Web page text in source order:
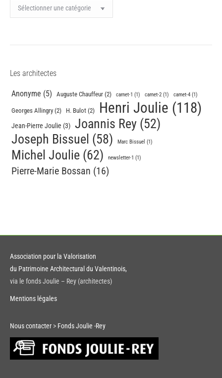
SOUS
THEMES
Les architectes
Anonyme (5) Auguste Chauffeur (2) carnet-1 (1) carnet-2 (1) carnet-4 (1)
Georges Allingry (2) H. Bulot (2) Henri Joulie (118)
Jean-Pierre Joulie (3) Joannis Rey (52)
Joseph Bissuel (58) Marc Bissuel (1)
Michel Joulie (62) newsletter-1 (1)
Pierre-Marie Bossan (16)
Association pour la Valorisation
du Patrimoine Architectural du Valentinois,
via le fonds Joulie – Rey (architectes)
Mentions légales
Nous contacter > Fonds Joulie -Rey